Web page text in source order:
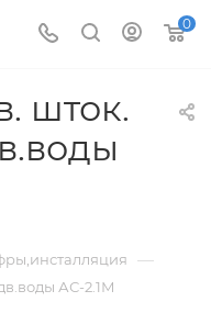
0
шток.
—
АС-2.1М